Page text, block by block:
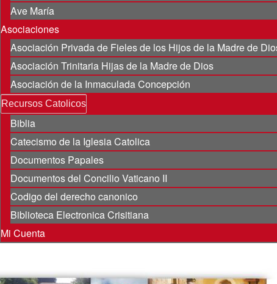
Ave María
Asociaciones
Asociación Privada de Fieles de los Hijos de la Madre de
Asociación Trinitaria Hijas de la Madre de Dios
Asociación de la Inmaculada Concepción
Recursos Catolicos
Biblia
Catecismo de la Iglesia Catolica
Documentos Papales
Documentos del Concilio Vaticano II
Codigo del derecho canonico
Biblioteca Electronica Crisitiana
Mi Cuenta